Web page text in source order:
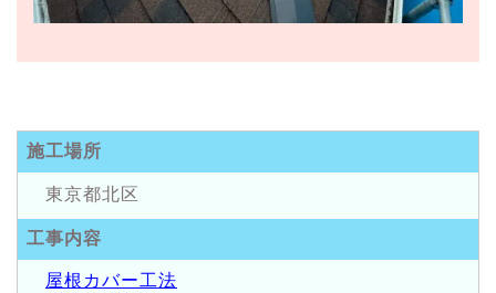
施工場所
東京都北区
工事内容
屋根カバー工法